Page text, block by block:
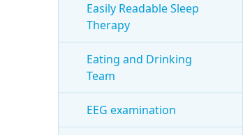
Easily Readable Sleep
Therapy
Eating and Drinking
Team
EEG examination